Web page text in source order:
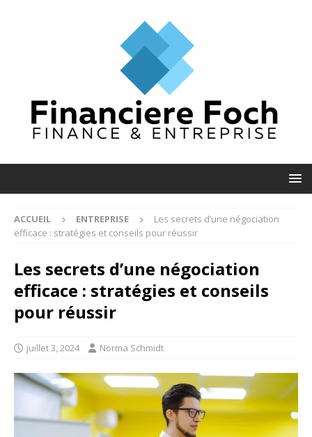
ACCUEIL ENTREPRISE
Les secrets d’une négociation
efficace : stratégies et conseils pour réussir
Les secrets d’une négociation
efficace : stratégies et conseils
pour réussir
juillet 3, 2024 Norma Schmidt